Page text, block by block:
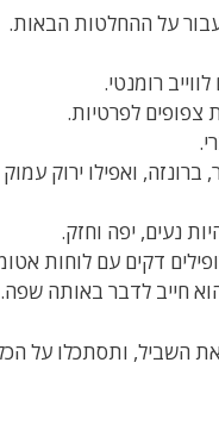
על ההחלטות הבאות.
רומנטי.
צפופים לפרטיות.
ואפילו ירוק עמוק
נעים, יפה וחזק.
דקים עם לוחות
חייב לדבר באותה שפה.
השביל, ותסתכלו על